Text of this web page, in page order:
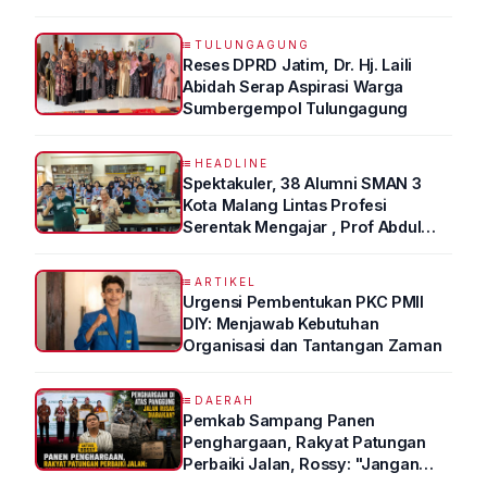
TULUNGAGUNG
Reses DPRD Jatim, Dr. Hj. Laili
Abidah Serap Aspirasi Warga
Sumbergempol Tulungagung
HEADLINE
Spektakuler, 38 Alumni SMAN 3
Kota Malang Lintas Profesi
Serentak Mengajar , Prof Abdul
ARTIKEL
Urgensi Pembentukan PKC PMII
DIY: Menjawab Kebutuhan
Organisasi dan Tantangan Zaman
DAERAH
Pemkab Sampang Panen
Penghargaan, Rakyat Patungan
Perbaiki Jalan, Rossy: "Jangan